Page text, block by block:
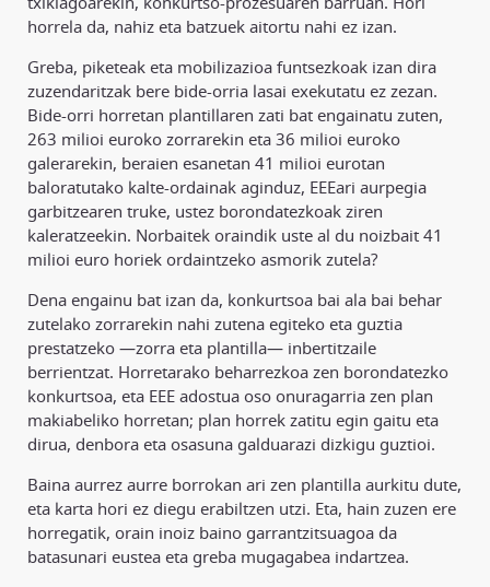
horrela da, nahiz eta batzuek aitortu nahi ez izan.
Greba, piketeak eta mobilizazioa funtsezkoak izan dira
zuzendaritzak bere bide-orria lasai exekutatu ez zezan.
Bide-orri horretan plantillaren zati bat engainatu zuten,
263 milioi euroko zorrarekin eta 36 milioi euroko
galerarekin, beraien esanetan 41 milioi eurotan
baloratutako kalte-ordainak aginduz, EEEari aurpegia
garbitzearen truke, ustez borondatezkoak ziren
kaleratzeekin. Norbaitek oraindik uste al du noizbait 41
milioi euro horiek ordaintzeko asmorik zutela?
Dena engainu bat izan da, konkurtsoa bai ala bai behar
zutelako zorrarekin nahi zutena egiteko eta guztia
prestatzeko —zorra eta plantilla— inbertitzaile
berrientzat. Horretarako beharrezkoa zen borondatezko
konkurtsoa, eta EEE adostua oso onuragarria zen plan
makiabeliko horretan; plan horrek zatitu egin gaitu eta
dirua, denbora eta osasuna galduarazi dizkigu guztioi.
Baina aurrez aurre borrokan ari zen plantilla aurkitu dute,
eta karta hori ez diegu erabiltzen utzi. Eta, hain zuzen ere
horregatik, orain inoiz baino garrantzitsuagoa da
batasunari eustea eta greba mugagabea indartzea.